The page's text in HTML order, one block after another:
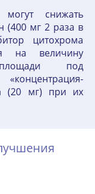
снижать
(400 мг 2 раза в
цитохрома
на величину
под
(20 мг) при их